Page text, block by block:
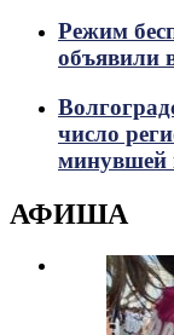
Режим
объявили
число
минувшей
АФИША